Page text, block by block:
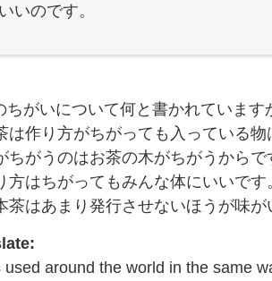
いのです。
ちがいについて何と書かれています
は作り方がちがっても入っている物
ちがうのはお茶の木がちがうからで
方はちがってもみんな体にいいです
茶はあまり発行させないほうが味が
used around the world in the same